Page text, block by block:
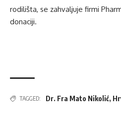
rodilišta, se zahvaljuje firmi
donaciji.
TAGGED: Dr. Fra Mato Nikolić,